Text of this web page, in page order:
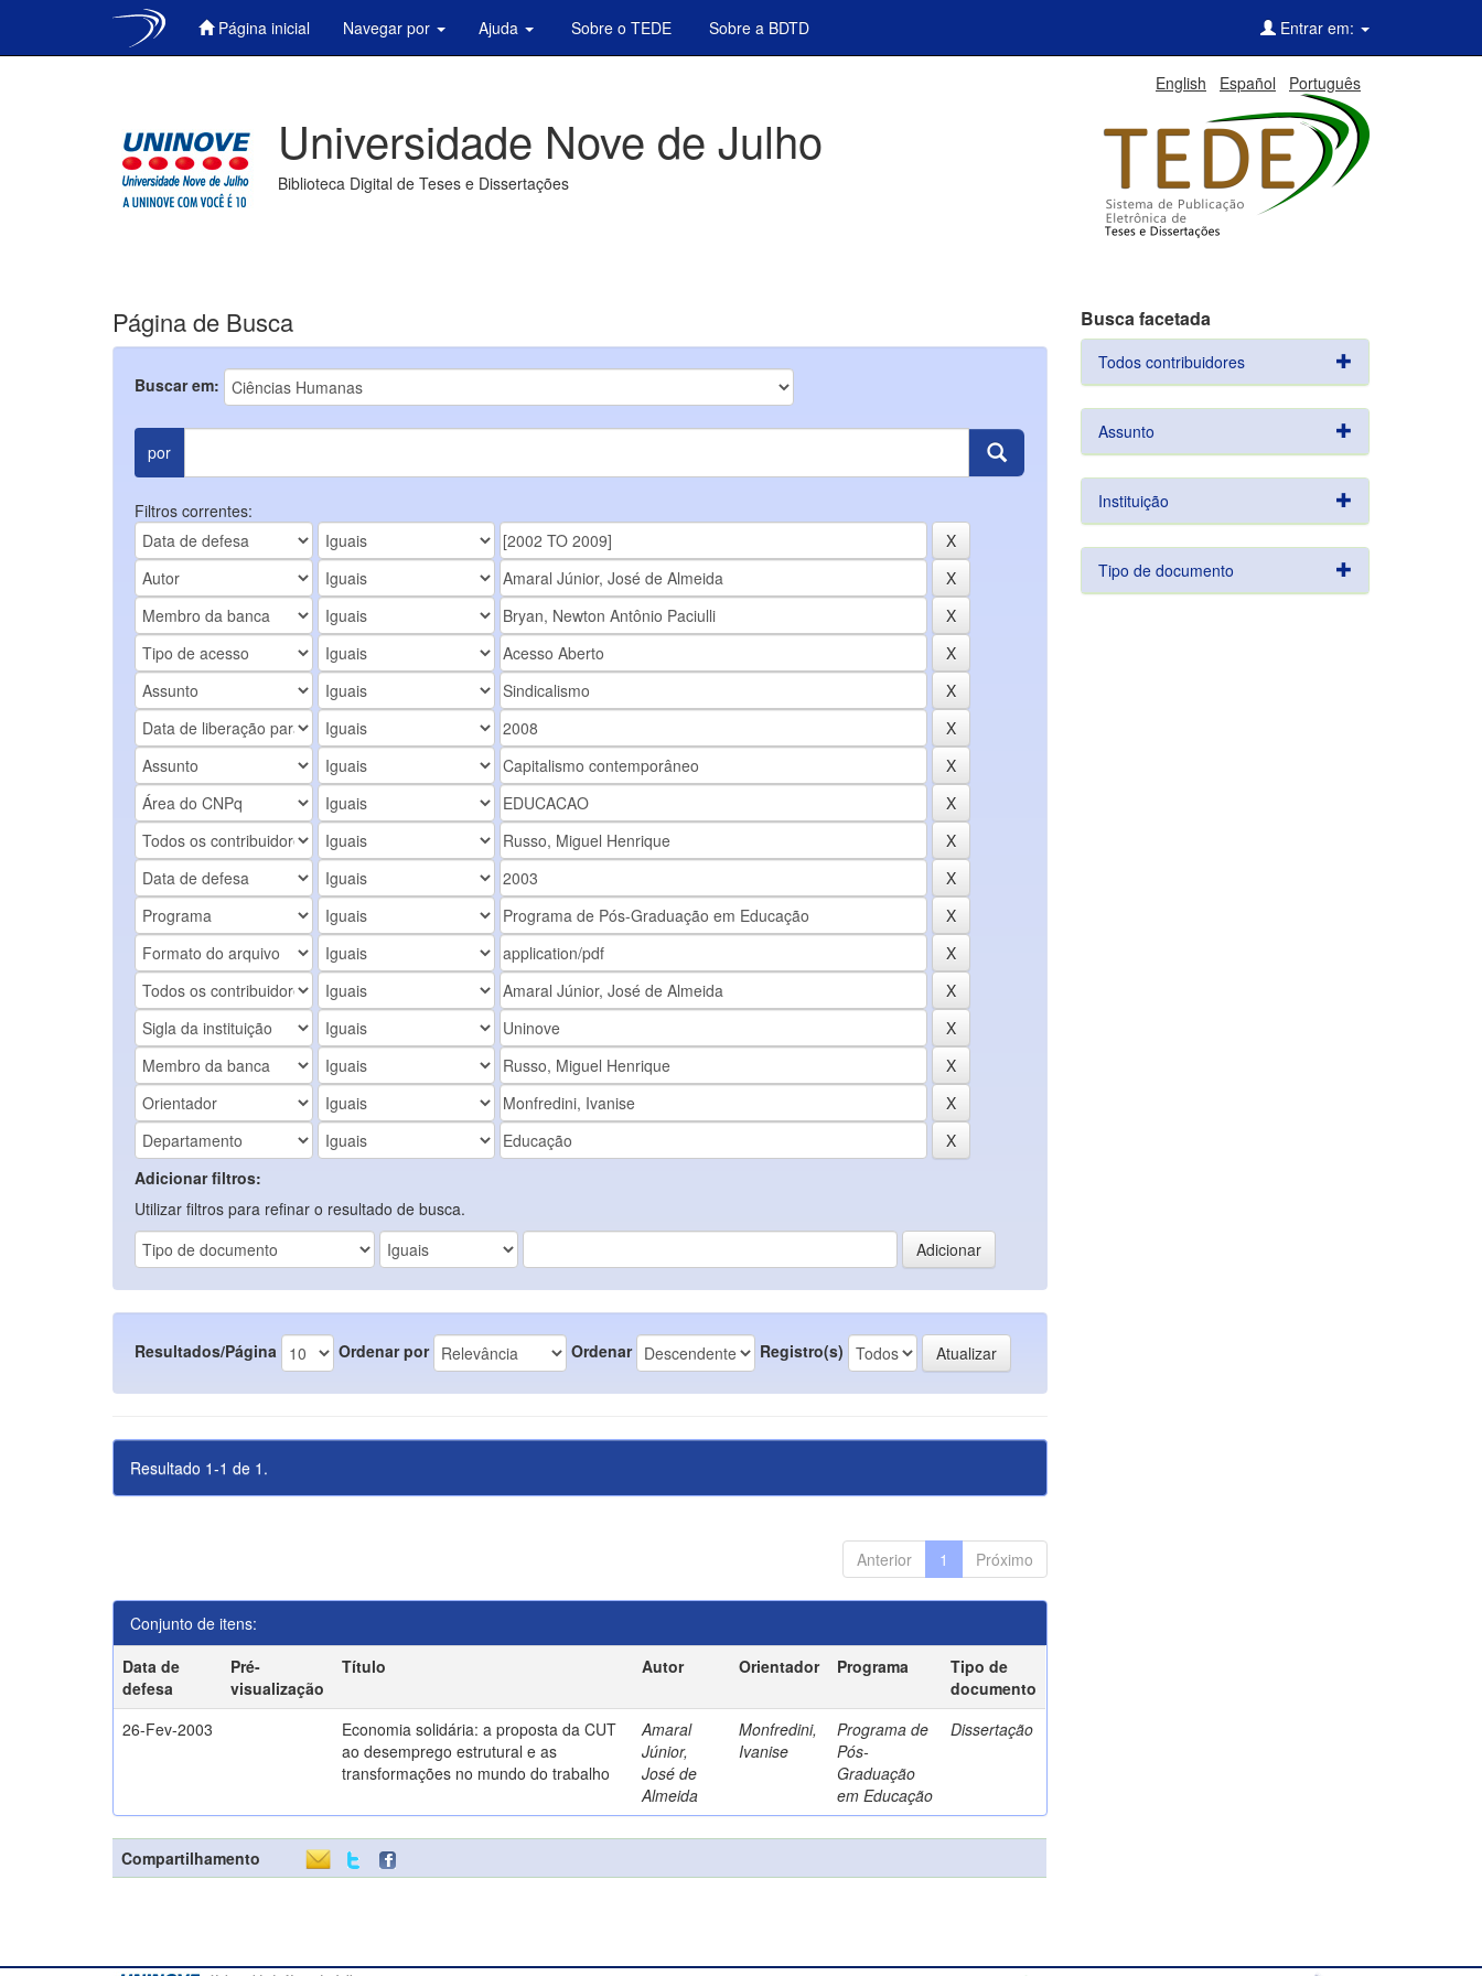
Página inicial Navegar por Ajuda Sobre o TEDE Sobre a BDTD Entrar em:
English Español Português
Universidade Nove de Julho
Biblioteca Digital de Teses e Dissertações
Página de Busca
Buscar em:
por
Filtros correntes:
Adicionar filtros:
Utilizar filtros para refinar o resultado de busca.
Resultados/Página Ordenar por Ordenar Registro(s)
Resultado 1-1 de 1.
Anterior 1 Próximo
Conjunto de itens:
Data de
defesa
Pré-
visualização
Título Autor Orientador Programa
Tipo de
documento
26-Fev-2003
Economia solidária: a proposta da CUT
ao desemprego estrutural e as
transformações no mundo do trabalho
Amaral
Júnior,
José de
Almeida
Monfredini,
Ivanise
Programa de
Pós-
Graduação
em Educação
Dissertação
Compartilhamento
Busca facetada
Todos contribuidores
Assunto
Instituição
Tipo de documento